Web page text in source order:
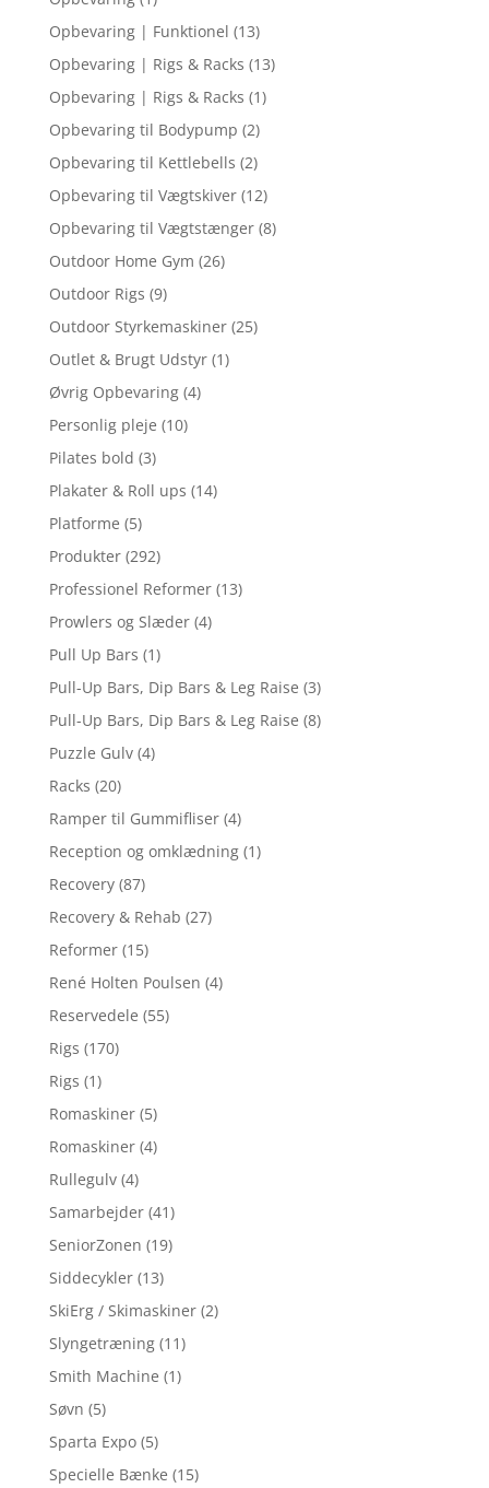
Opbevaring | Funktionel (13)
Opbevaring | Rigs & Racks (13)
Opbevaring | Rigs & Racks (1)
Opbevaring til Bodypump (2)
Opbevaring til Kettlebells (2)
Opbevaring til Vægtskiver (12)
Opbevaring til Vægtstænger (8)
Outdoor Home Gym (26)
Outdoor Rigs (9)
Outdoor Styrkemaskiner (25)
Outlet & Brugt Udstyr (1)
Øvrig Opbevaring (4)
Personlig pleje (10)
Pilates bold (3)
Plakater & Roll ups (14)
Platforme (5)
Produkter (292)
Professionel Reformer (13)
Prowlers og Slæder (4)
Pull Up Bars (1)
Pull-Up Bars, Dip Bars & Leg Raise (3)
Pull-Up Bars, Dip Bars & Leg Raise (8)
Puzzle Gulv (4)
Racks (20)
Ramper til Gummifliser (4)
Reception og omklædning (1)
Recovery (87)
Recovery & Rehab (27)
Reformer (15)
René Holten Poulsen (4)
Reservedele (55)
Rigs (170)
Rigs (1)
Romaskiner (5)
Romaskiner (4)
Rullegulv (4)
Samarbejder (41)
SeniorZonen (19)
Siddecykler (13)
SkiErg / Skimaskiner (2)
Slyngetræning (11)
Smith Machine (1)
Søvn (5)
Sparta Expo (5)
Specielle Bænke (15)